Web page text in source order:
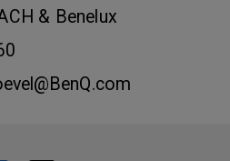
& Benelux